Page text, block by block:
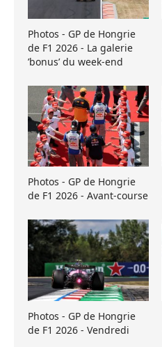
Photos - GP de Hongrie
de F1 2026 - La galerie
’bonus’ du week-end
Photos - GP de Hongrie
de F1 2026 - Avant-course
Photos - GP de Hongrie
de F1 2026 - Vendredi